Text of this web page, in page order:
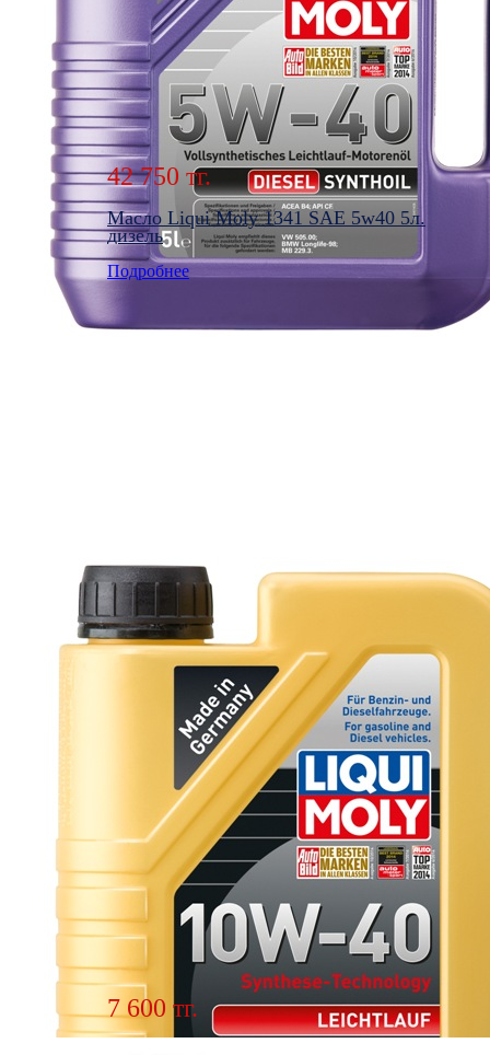
42 750 тг.
Масло Liqui Moly 1341 SAE 5w40 5л.
дизель
Подробнее
46 550 тг.
Масло моторное LIQUI MOLY
SYNTHOIL ENERGY 0w40 5л. 9515
7 600 тг.